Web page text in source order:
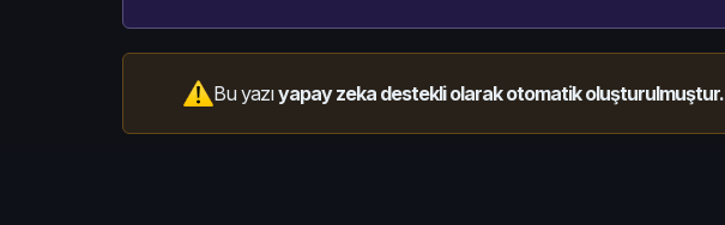
Bu yazıyapay zeka destekli olarak otomatik oluşturulmuştur.